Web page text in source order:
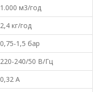
1.000 м3/год
2,4 кг/год
0,75-1,5 бар
220-240/50 В/Гц
0,32 A